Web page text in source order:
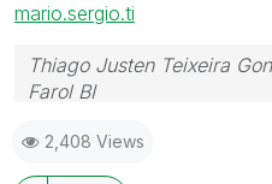
mario.sergio.ti
Thiago Justen Teixeira
Farol BI
Skype: justen.thiago
2,408 Views